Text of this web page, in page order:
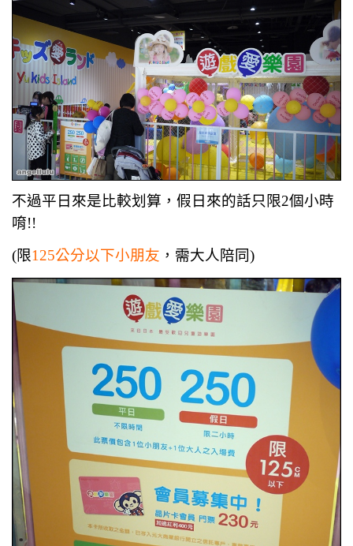
不過平日來是比較划算，假日來的話只限2個小時
唷!!
(限125公分以下小朋友 ，需大人陪同)